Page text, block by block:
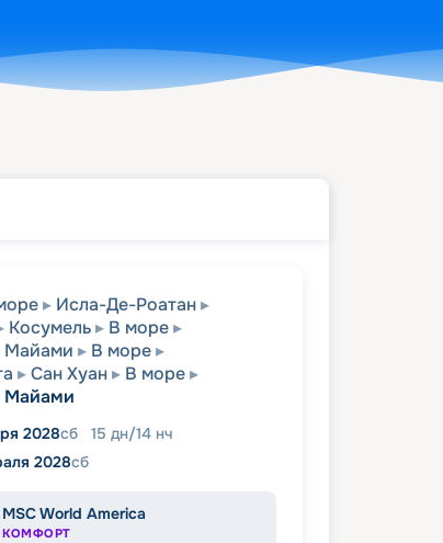
Исла-Де-Роатан
Косумель
В море
Майами
В море
Сан Хуан
В море
Майами
2028сб 15 дн/14 нч
2028сб
MSC World America
КОМФОРТ